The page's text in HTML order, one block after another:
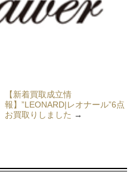
【新着買取成立情
報】”LEONARD|レオナール”6点
お買取りしました →